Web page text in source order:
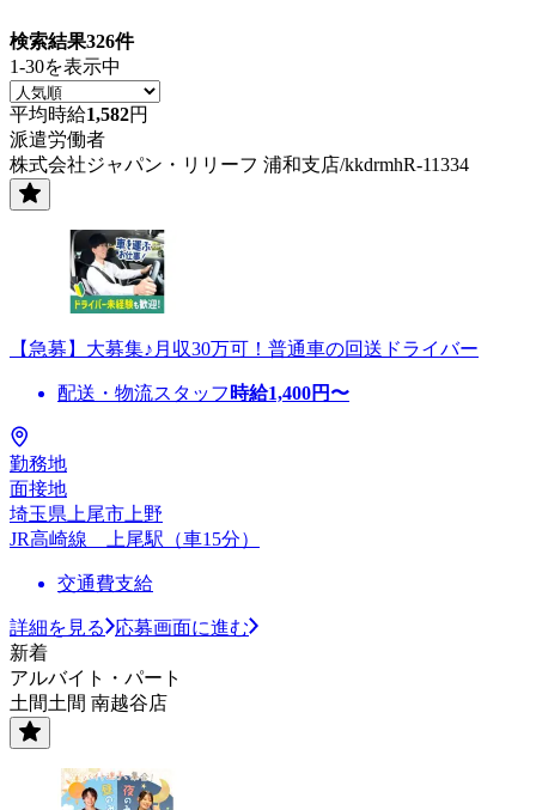
検索結果326件
1-30を表示中
平均時給1,582円
派遣労働者
株式会社ジャパン・リリーフ 浦和支店/kkdrmhR-11334
【急募】大募集♪月収30万可！普通車の回送ドライバー
配送・物流スタッフ 時給1,400円〜
勤務地
面接地
埼玉県上尾市上野
JR高崎線 上尾駅（車15分）
交通費支給
詳細を見る
応募画面に進む
新着
アルバイト・パート
土間土間 南越谷店